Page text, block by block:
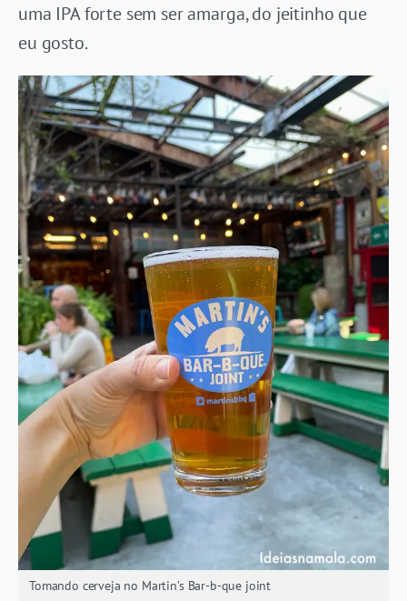
uma IPA forte sem ser amarga, do jeitinho que
eu gosto.
Tomando cerveja no Martin’s Bar-b-que joint